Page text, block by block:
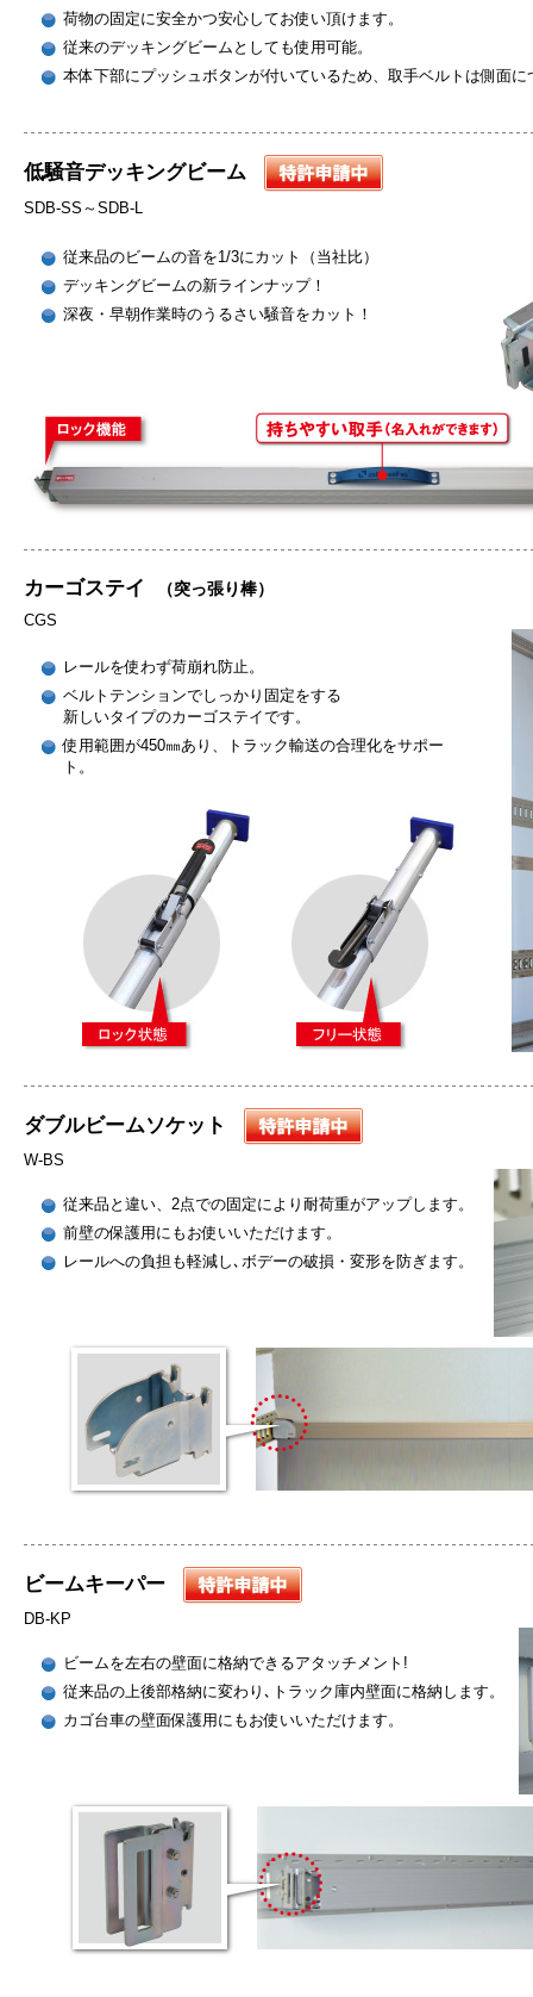
荷物の固定に安全かつ安心してお使い頂けます。
従来のデッキングビームとしても使用可能。
本体下部にプッシュボタンが付いているため、取手ベルトは側面に
低騒音デッキングビーム
SDB-SS～SDB-L
従来品のビームの音を1/3にカット（当社比）
デッキングビームの新ラインナップ！
深夜・早朝作業時のうるさい騒音をカット！
カーゴステイ （突っ張り棒）
CGS
レールを使わず荷崩れ防止。
ベルトテンションでしっかり固定をする
新しいタイプのカーゴステイです。
使用範囲が450㎜あり、トラック輸送の合理化をサポー
ト。
ダブルビームソケット
W-BS
従来品と違い、2点での固定により耐荷重がアップします。
前壁の保護用にもお使いいただけます。
レールへの負担も軽減し､ボデーの破損・変形を防ぎます。
ビームキーパー
DB-KP
ビームを左右の壁面に格納できるアタッチメント!
従来品の上後部格納に変わり､トラック庫内壁面に格納します。
カゴ台車の壁面保護用にもお使いいただけます。